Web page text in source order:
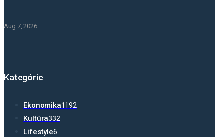
Aug 7, 2026
Kategórie
Ekonomika1192
Kultúra332
Lifestyle6